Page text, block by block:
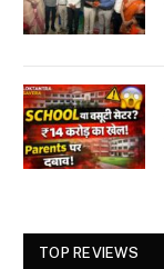
TOP REVIEWS